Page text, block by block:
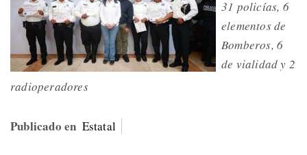
31 policías, 6
elementos de
Bomberos, 6
de vialidad y 2
radioperadores
Publicado en Estatal